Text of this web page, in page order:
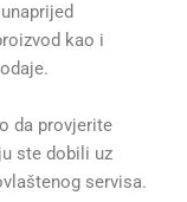
kao i
da provjerite
ste dobili uz
servisa.